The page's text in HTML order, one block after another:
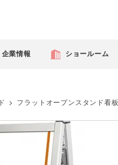
企業情報 ショールーム
> フラットオープンスタンド看板